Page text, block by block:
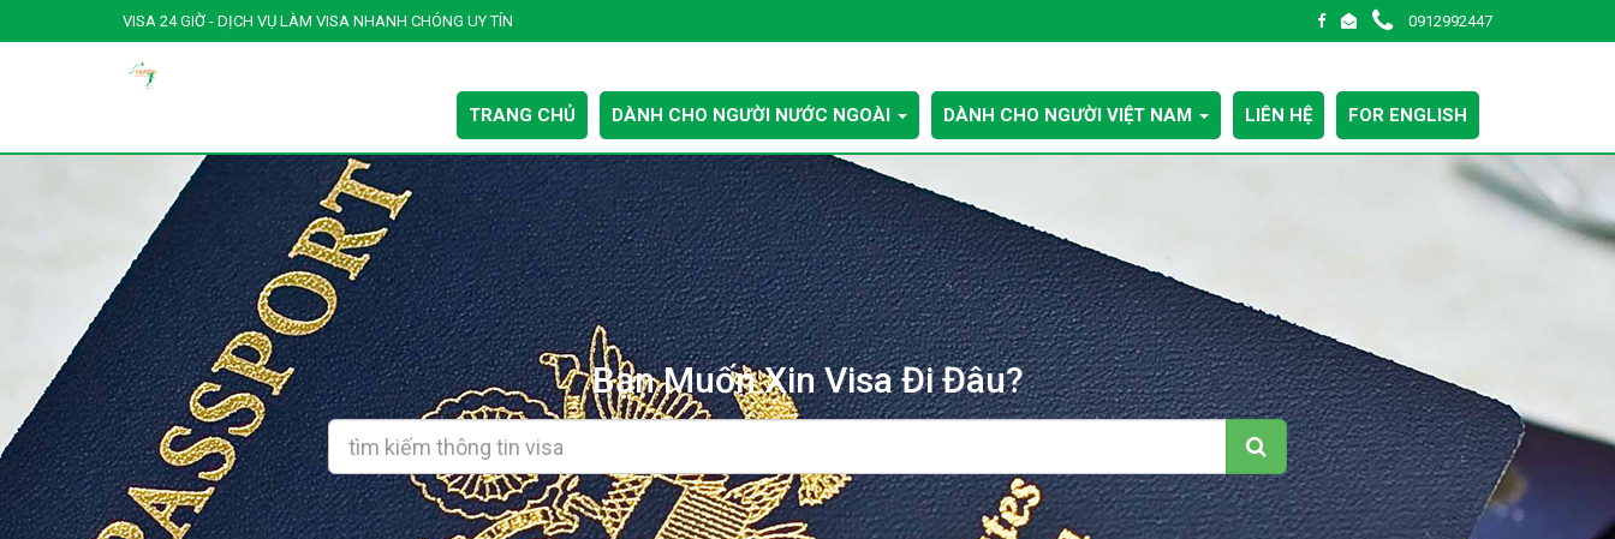
VISA 24 GIỜ - DỊCH VỤ LÀM VISA NHANH CHÓNG UY TÍN 0912992447
TRANG CHỦ DÀNH CHO NGƯỜI NƯỚC NGOÀI DÀNH CHO NGƯỜI VIỆT NAM LIÊN HỆ FOR ENGLISH
Bạn Muốn Xin Visa Đi Đâu?